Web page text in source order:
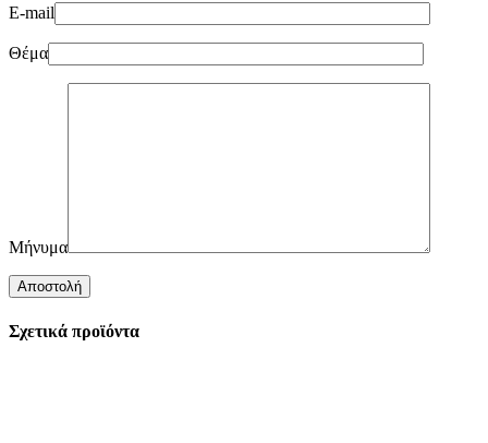
E-mail
Θέμα
Μήνυμα
Σχετικά προϊόντα